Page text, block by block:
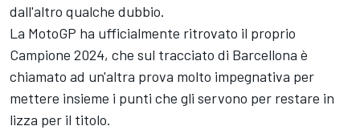
dall'altro qualche dubbio.
La MotoGP ha ufficialmente ritrovato il proprio
Campione 2024, che sul tracciato di Barcellona è
chiamato ad un'altra prova molto impegnativa per
mettere insieme i punti che gli servono per restare in
lizza per il titolo.